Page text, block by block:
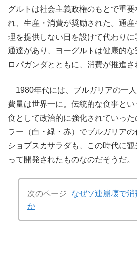
グルトは社会主義政権のもとで重
れ、生産・消費が奨励された。通
理を提供しない日を設けて代わりに
通達があり、ヨーグルトは健康的
ロパガンダとともに、消費が推進さ
1980年代には、ブルガリアの一
費量は世界一に。伝統的な食事と
食として政治的に強化されていっ
ラー（白・緑・赤）でブルガリア
ショプスカサラダも、この時代に
って開発されたものなのだそうだ。
次のページ
なぜソ連崩壊で
か